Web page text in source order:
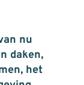
nu
daken,
het